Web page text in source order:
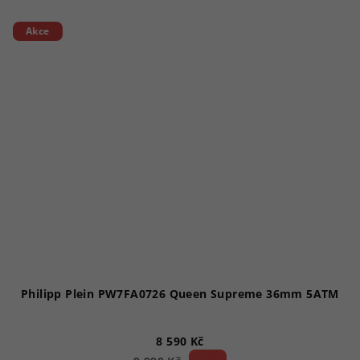
Akce
Philipp Plein PW7FA0726 Queen Supreme 36mm 5ATM
8 590 Kč